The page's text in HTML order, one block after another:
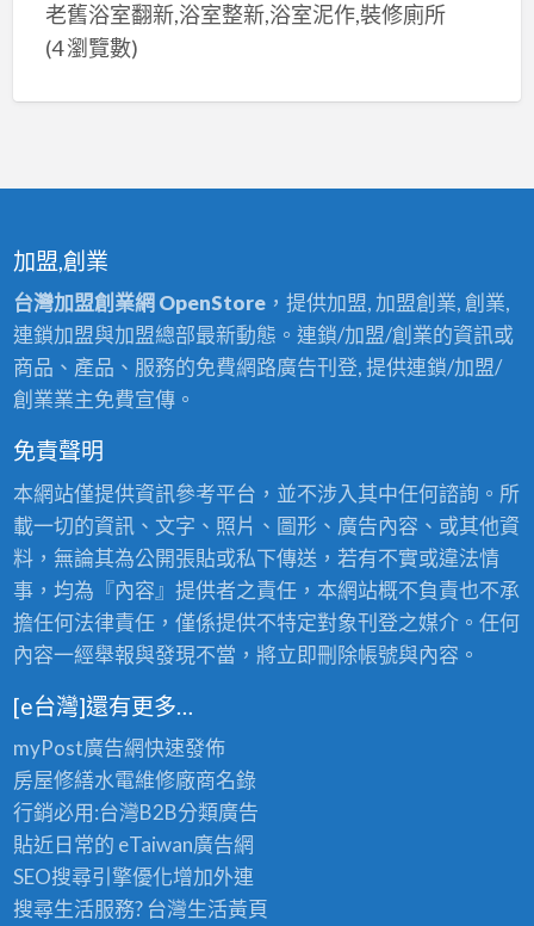
老舊浴室翻新,浴室整新,浴室泥作,裝修廁所
(4 瀏覽數)
加盟,創業
台灣加盟創業網 OpenStore，提供加盟, 加盟創業, 創業,
連鎖加盟與加盟總部最新動態。連鎖/加盟/創業的資訊或
商品、產品、服務的免費網路廣告刊登, 提供連鎖/加盟/
創業業主免費宣傳。
免責聲明
本網站僅提供資訊參考平台，並不涉入其中任何諮詢。所
載一切的資訊、文字、照片、圖形、廣告內容、或其他資
料，無論其為公開張貼或私下傳送，若有不實或違法情
事，均為『內容』提供者之責任，本網站概不負責也不承
擔任何法律責任，僅係提供不特定對象刊登之媒介。任何
內容一經舉報與發現不當，將立即刪除帳號與內容。
[e台灣]還有更多…
myPost廣告網快速發佈
房屋修繕水電維修廠商名錄
行銷必用:台灣B2B分類廣告
貼近日常的 eTaiwan廣告網
SEO搜尋引擎優化增加外連
搜尋生活服務? 台灣生活黃頁